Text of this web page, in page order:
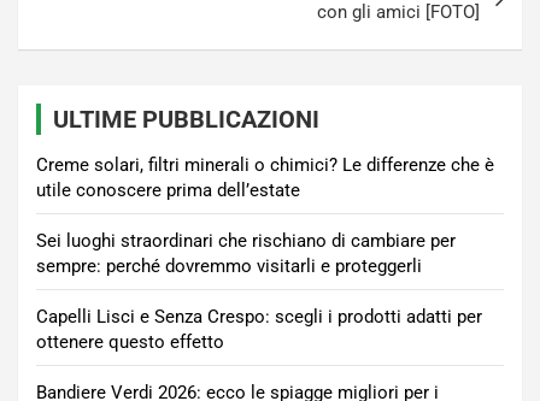
con gli amici [FOTO]
ULTIME PUBBLICAZIONI
Creme solari, filtri minerali o chimici? Le differenze che è
utile conoscere prima dell’estate
Sei luoghi straordinari che rischiano di cambiare per
sempre: perché dovremmo visitarli e proteggerli
Capelli Lisci e Senza Crespo: scegli i prodotti adatti per
ottenere questo effetto
Bandiere Verdi 2026: ecco le spiagge migliori per i